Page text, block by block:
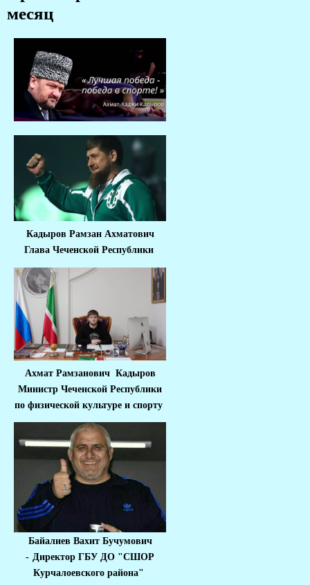
месяц
Кадыров Рамзан Ахматович
Глава Чеченской Республики
Ахмат Рамзанович Кадыров
Министр Чеченской Республики
по физической культуре и спорту
Байалиев Вахит Бучумович
- Директор ГБУ ДО "СШОР
Курчалоевского района"